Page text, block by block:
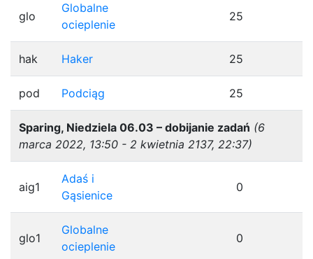
glo
Globalne
ocieplenie
25
hak Haker 25
pod Podciąg 25
Sparing, Niedziela 06.03 – dobijanie zadań (6
marca 2022, 13:50 - 2 kwietnia 2137, 22:37)
aig1
Adaś i
Gąsienice
0
glo1
Globalne
ocieplenie
0